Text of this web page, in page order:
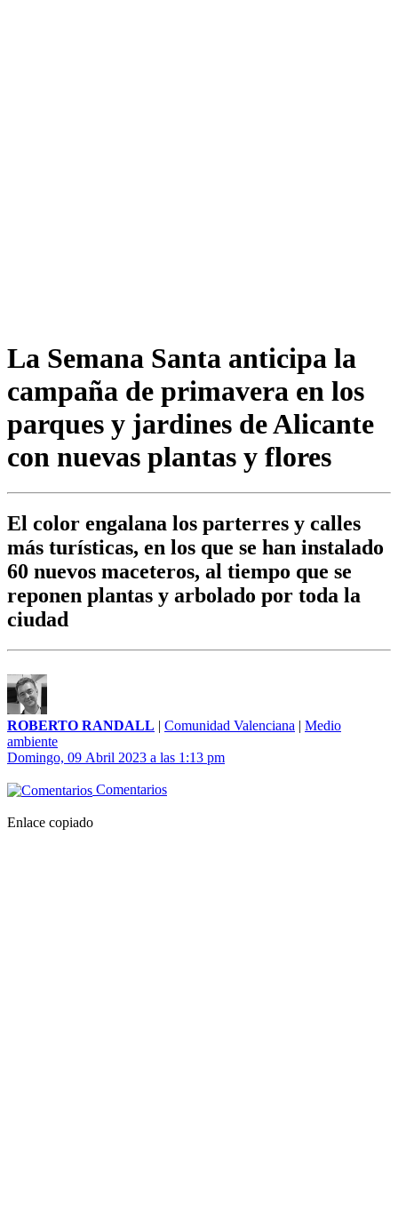
La Semana Santa anticipa la
campaña de primavera en los
parques y jardines de Alicante
con nuevas plantas y flores
El color engalana los parterres y calles
más turísticas, en los que se han instalado
60 nuevos maceteros, al tiempo que se
reponen plantas y arbolado por toda la
ciudad
ROBERTO RANDALL | Comunidad Valenciana | Medio
ambiente
Domingo, 09 Abril 2023 a las 1:13 pm
Comentarios
Enlace copiado